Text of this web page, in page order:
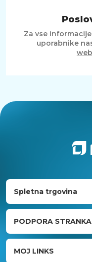
Za vse
uporabnike
Spletna trgovina
PODPORA
MOJ LINKS